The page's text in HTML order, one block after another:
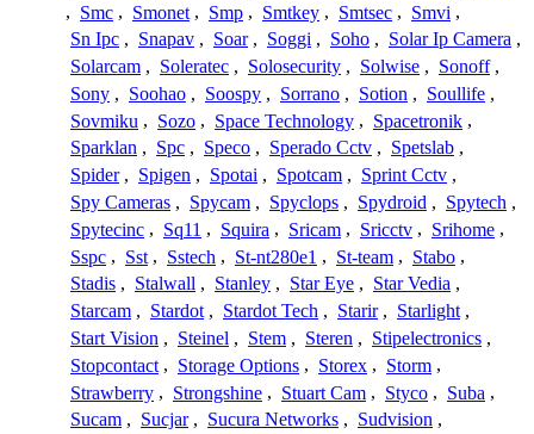
, Smc , Smonet , Smp , Smtkey , Smtsec , Smvi ,
Sn Ipc , Snapav , Soar , Soggi , Soho , Solar Ip Camera ,
Solarcam , Soleratec , Solosecurity , Solwise , Sonoff ,
Sony , Soohao , Soospy , Sorrano , Sotion , Soullife ,
Sovmiku , Sozo , Space Technology , Spacetronik ,
Sparklan , Spc , Speco , Sperado Cctv , Spetslab ,
Spider , Spigen , Spotai , Spotcam , Sprint Cctv ,
Spy Cameras , Spycam , Spyclops , Spydroid , Spytech ,
Spytecinc , Sq11 , Squira , Sricam , Sricctv , Srihome ,
Sspc , Sst , Sstech , St-nt280e1 , St-team , Stabo ,
Stadis , Stalwall , Stanley , Star Eye , Star Vedia ,
Starcam , Stardot , Stardot Tech , Starir , Starlight ,
Start Vision , Steinel , Stem , Steren , Stipelectronics ,
Stopcontact , Storage Options , Storex , Storm ,
Strawberry , Strongshine , Stuart Cam , Styco , Suba ,
Sucam , Sucjar , Sucura Networks , Sudvision ,